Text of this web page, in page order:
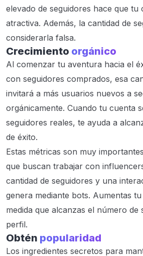
elevado de seguidores hace que tu
atractiva. Además, la cantidad de
considerarla falsa.
Crecimiento orgánico
Al comenzar tu aventura hacia el
con seguidores comprados, esa
invitará a más usuarios nuevos a
orgánicamente. Cuando tu cuenta
seguidores reales, te ayuda a
de éxito.
Estas métricas son muy
que buscan trabajar con
cantidad de seguidores y una
genera mediante bots. Aumentas
medida que alcanzas el número de
perfil.
Obtén popularidad
Los ingredientes secretos para